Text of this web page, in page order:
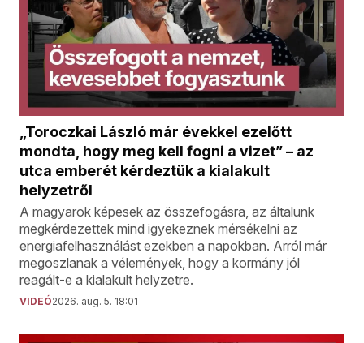
„Toroczkai László már évekkel ezelőtt
mondta, hogy meg kell fogni a vizet” – az
utca emberét kérdeztük a kialakult
helyzetről
A magyarok képesek az összefogásra, az általunk
megkérdezettek mind igyekeznek mérsékelni az
energiafelhasználást ezekben a napokban. Arról már
megoszlanak a vélemények, hogy a kormány jól
reagált-e a kialakult helyzetre.
VIDEÓ2026. aug. 5. 18:01